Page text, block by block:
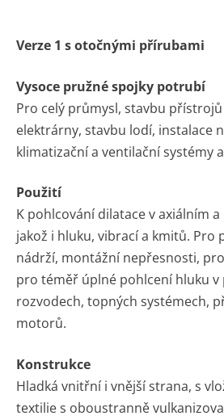
Verze 1 s otočnými přírubami
Vysoce pružné spojky potrubí
Pro celý průmysl, stavbu
elektrárny, stavbu lodí, instalace
klimatizační a ventilační systémy
Použití
K pohlcování dilatace v axiálním
jakož i hluku, vibrací a kmitů. Pro
nádrží, montážní nepřesnosti,
pro téměř úplné pohlcení hluku
rozvodech, topných systémech,
motorů.
Konstrukce
Hladká vnitřní i vnější strana, s
textilie s oboustranně